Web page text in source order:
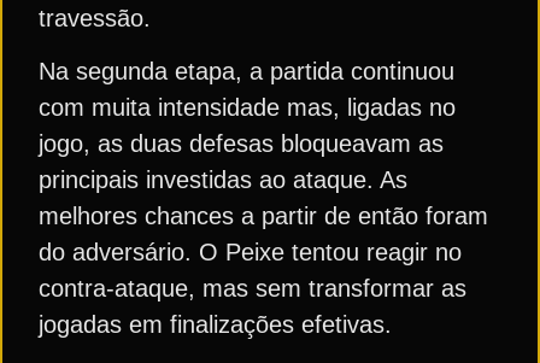
travessão.
Na segunda etapa, a partida continuou
com muita intensidade mas, ligadas no
jogo, as duas defesas bloqueavam as
principais investidas ao ataque. As
melhores chances a partir de então foram
do adversário. O Peixe tentou reagir no
contra-ataque, mas sem transformar as
jogadas em finalizações efetivas.